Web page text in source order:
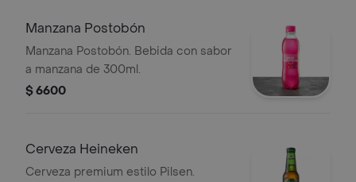
Manzana Postobón
Manzana Postobón. Bebida con sabor
a manzana de 300ml.
$ 6600
Cerveza Heineken
Cerveza premium estilo Pilsen.